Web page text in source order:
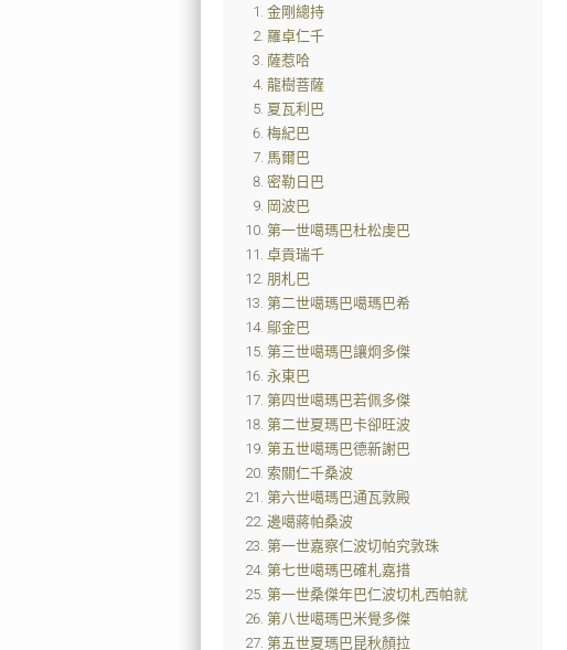
金剛總持
羅卓仁千
薩惹哈
龍樹菩薩
夏瓦利巴
梅紀巴
馬爾巴
密勒日巴
岡波巴
第一世噶瑪巴杜松虔巴
卓貢瑞千
朋札巴
第二世噶瑪巴噶瑪巴希
鄔金巴
第三世噶瑪巴讓炯多傑
永東巴
第四世噶瑪巴若佩多傑
第二世夏瑪巴卡卻旺波
第五世噶瑪巴德新謝巴
索關仁千桑波
第六世噶瑪巴通瓦敦殿
邊噶蔣帕桑波
第一世嘉察仁波切帕究敦珠
第七世噶瑪巴確札嘉措
第一世桑傑年巴仁波切札西帕就
第八世噶瑪巴米覺多傑
第五世夏瑪巴昆秋顏拉